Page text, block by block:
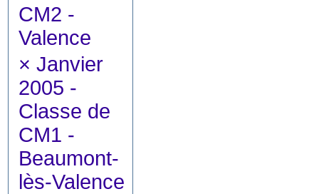
CM2 -
Valence
× Janvier
2005 -
Classe de
CM1 -
Beaumont-
lès-Valence